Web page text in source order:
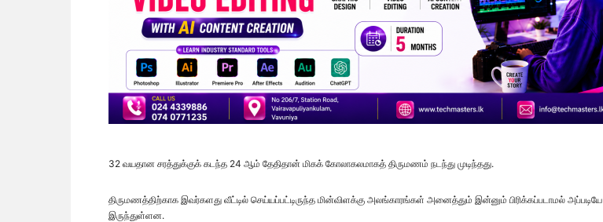
32 வயதான சரத்துக்குக் கடந்த 24 ஆம் தேதிதான் மிகக் கோலாகலமாகத் திருமணம் நடந்து முடிந்தது.
திருமணத்திற்காக இவர்களது வீட்டில் செய்யப்பட்டிருந்த மின்விளக்கு அலங்காரங்கள் அனைத்தும் இன்னும் பிரிக்கப்படாமல் அப்படியே
இருந்துள்ளன.